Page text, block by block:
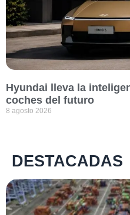
Hyundai lleva la
coches del futuro
8 agosto 2026
DESTACADAS